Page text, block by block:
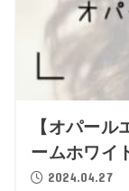
【オパー
ームホワイ
2024.04.27